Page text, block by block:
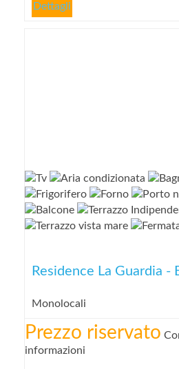
Dettagli
Residence La Guardia -
Monolocali
Prezzo riservato
informazioni